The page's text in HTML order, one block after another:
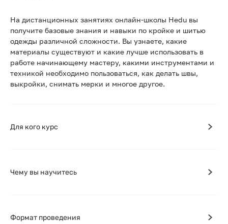
На дистанционных занятиях онлайн-школы Hedu вы
получите базовые знания и навыки по кройке и шитью
одежды различной сложности. Вы узнаете, какие
материалы существуют и какие лучше использовать в
работе начинающему мастеру, какими инструментами и
техникой необходимо пользоваться, как делать швы,
выкройки, снимать мерки и многое другое.
Для кого курс
Чему вы научитесь
Формат проведения